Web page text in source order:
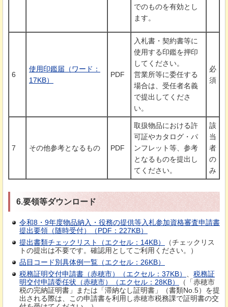
でのものを有効とし
ます。
6
使用印鑑届（ワード：
17KB）
PDF
入札書・契約書等に
使用する印鑑を押印
してください。
営業所等に委任する
場合は、受任者名義
で提出してくださ
い。
必
須
7 その他参考となるもの PDF
取扱物品における許
可証やカタログ・パ
ンフレット等、参考
となるものを提出し
てください。
該
当
者
の
み
6.要領等ダウンロード
令和8・9年度物品納入・役務の提供等入札参加資格審査申請書
提出要領（随時受付）（PDF：227KB）
提出書類チェックリスト（エクセル：14KB）
（チェックリス
トの提出は不要です。確認用としてご利用ください。）
品目コード別具体例一覧（エクセル：26KB）
税務証明交付申請書（赤穂市）（エクセル：37KB）
税務証
明交付申請委任状（赤穂市）（エクセル：28KB）
（「赤穂市
税の完納証明書」または「滞納なし証明書」（書類No.5）を提
出される際は、この申請書を利用し赤穂市税務課で証明書の交